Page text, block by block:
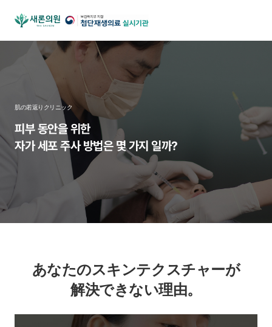
肌の若返りクリニック
피부 동안을 위한
자가 세포 주사 방법은 몇 가지 일까?
あなたのスキンテクスチャーが
解決できない理由。